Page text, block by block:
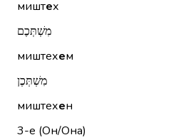
миштех
מִשְׁתְּכֶם
миштехем
מִשְׁתְּכֶן
миштехен
3-е (Он/Она)